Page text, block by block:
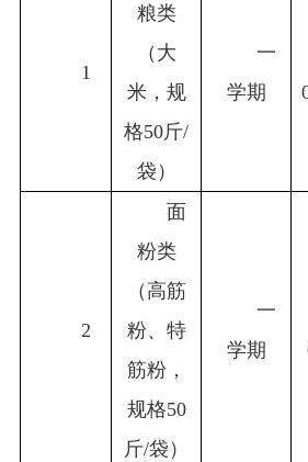
1
粮类
（大
米，规
格50斤/
袋）
一
学期
2
面
粉类
（高筋
粉、特
筋粉，
规格50
斤/袋）
一
学期